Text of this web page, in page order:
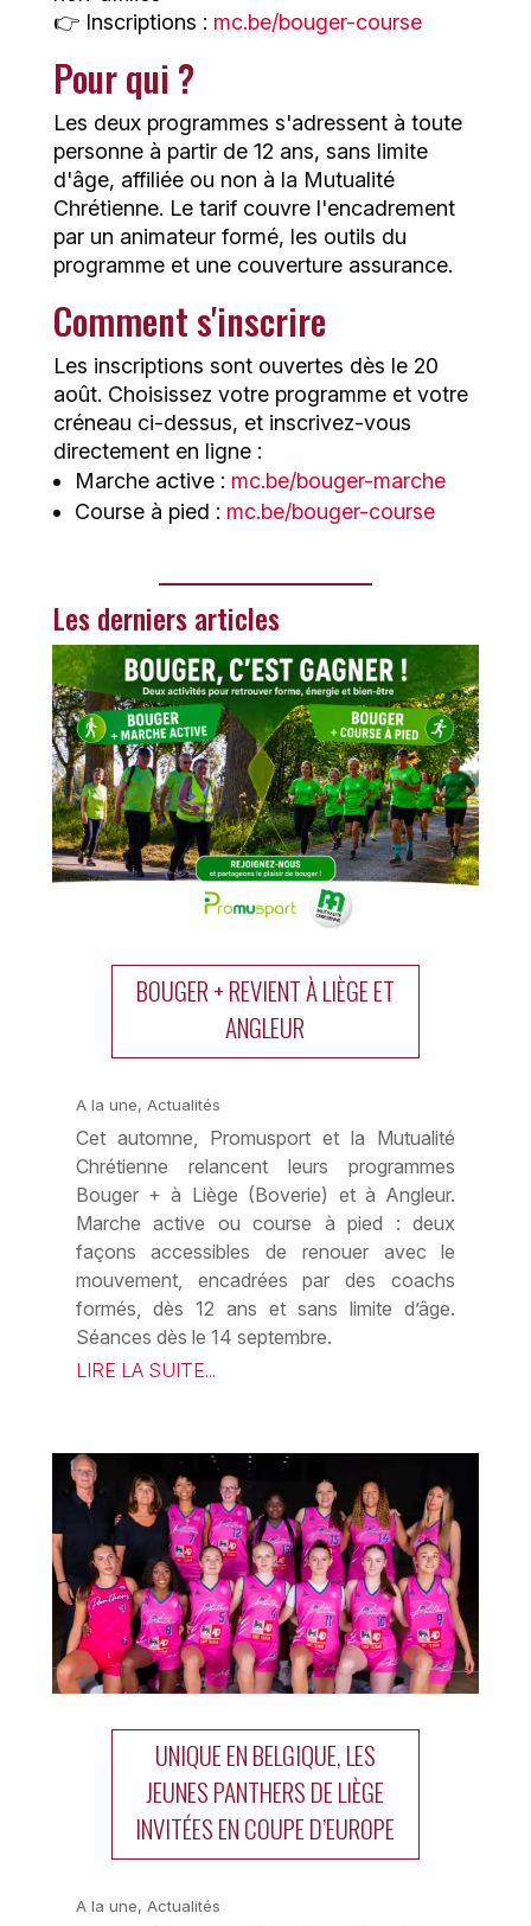
👉 Inscriptions : mc.be/bouger-course
Pour qui ?
Les deux programmes s'adressent à toute
personne à partir de 12 ans, sans limite
d'âge, affiliée ou non à la Mutualité
Chrétienne. Le tarif couvre l'encadrement
par un animateur formé, les outils du
programme et une couverture assurance.
Comment s'inscrire
Les inscriptions sont ouvertes dès le 20
août. Choisissez votre programme et votre
créneau ci-dessus, et inscrivez-vous
directement en ligne :
Marche active : mc.be/bouger-marche
Course à pied : mc.be/bouger-course
Les derniers articles
BOUGER + REVIENT À LIÈGE ET
ANGLEUR
A la une, Actualités
Cet automne, Promusport et la Mutualité
Chrétienne relancent leurs programmes
Bouger + à Liège (Boverie) et à Angleur.
Marche active ou course à pied : deux
façons accessibles de renouer avec le
mouvement, encadrées par des coachs
formés, dès 12 ans et sans limite d’âge.
Séances dès le 14 septembre.
LIRE LA SUITE...
UNIQUE EN BELGIQUE, LES
JEUNES PANTHERS DE LIÈGE
INVITÉES EN COUPE D’EUROPE
A la une, Actualités